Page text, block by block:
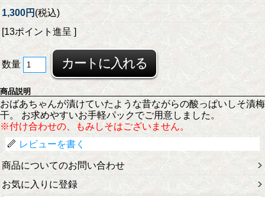
1,300円 (税込)
[13ポイント進呈 ]
数量
商品説明
おばあちゃんが漬けていたような昔ながらの酸っぱいしそ漬梅
干。 お求めやすいお手軽パックでご用意しました。
※付け合わせの、もみしそはございません。
レビューを書く
商品についてのお問い合わせ
お気に入りに登録